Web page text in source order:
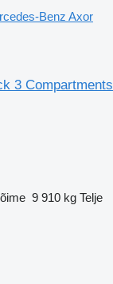
Benz Axor
3 Compartments
9 910 kg Telje